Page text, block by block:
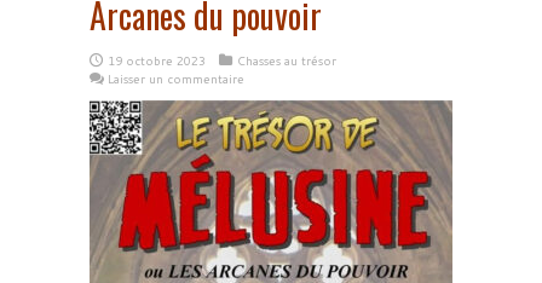
Arcanes du pouvoir
19 octobre 2023
Chasses au trésor
Laisser un commentaire